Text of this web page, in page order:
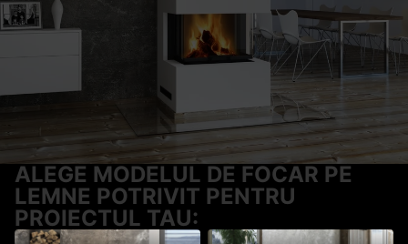
garantie 5 ani, montaj autorizat disponibil.
Montaj autorizat
Dealer autorizat
Garantie 5 ani
CERE CONSULTANTA GRATUITA
SUNA ACUM
ALEGE MODELUL DE FOCAR PE
LEMNE POTRIVIT PENTRU
PROIECTUL TAU: